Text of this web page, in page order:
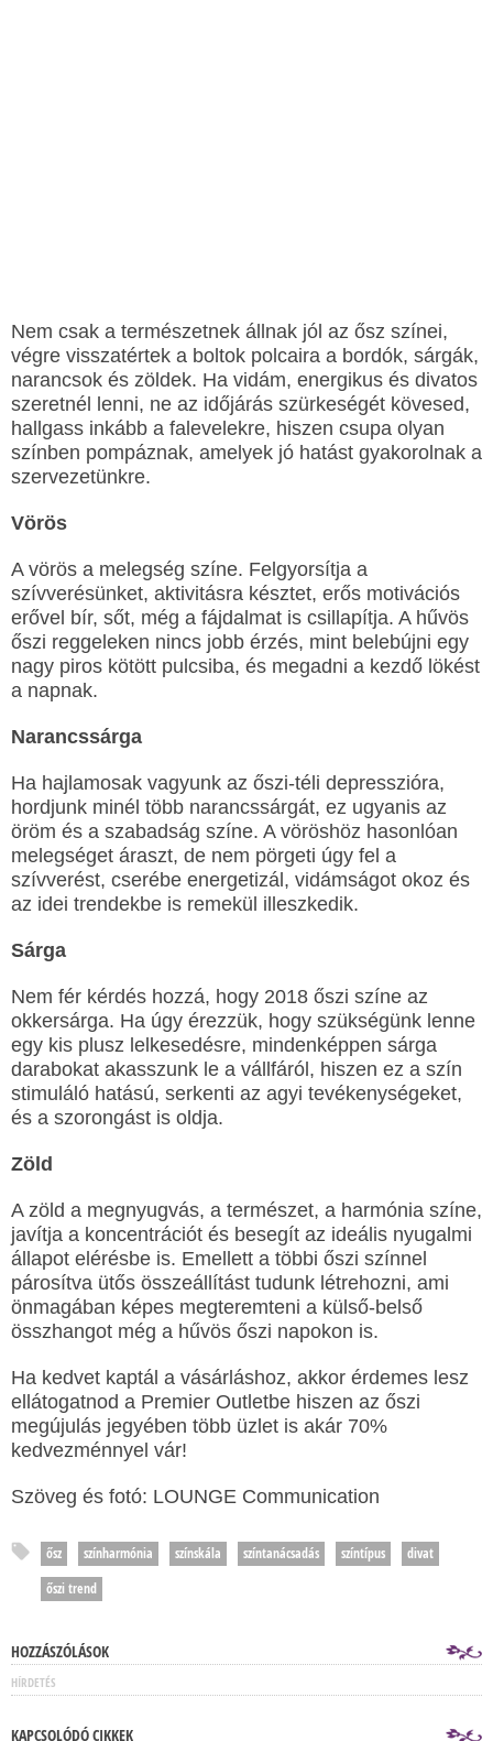
Nem csak a természetnek állnak jól az ősz színei,
végre visszatértek a boltok polcaira a bordók, sárgák,
narancsok és zöldek. Ha vidám, energikus és divatos
szeretnél lenni, ne az időjárás szürkeségét kövesed,
hallgass inkább a falevelekre, hiszen csupa olyan
színben pompáznak, amelyek jó hatást gyakorolnak a
szervezetünkre.
Vörös
A vörös a melegség színe. Felgyorsítja a
szívverésünket, aktivitásra késztet, erős motivációs
erővel bír, sőt, még a fájdalmat is csillapítja. A hűvös
őszi reggeleken nincs jobb érzés, mint belebújni egy
nagy piros kötött pulcsiba, és megadni a kezdő lökést
a napnak.
Narancssárga
Ha hajlamosak vagyunk az őszi-téli depresszióra,
hordjunk minél több narancssárgát, ez ugyanis az
öröm és a szabadság színe. A vöröshöz hasonlóan
melegséget áraszt, de nem pörgeti úgy fel a
szívverést, cserébe energetizál, vidámságot okoz és
az idei trendekbe is remekül illeszkedik.
Sárga
Nem fér kérdés hozzá, hogy 2018 őszi színe az
okkersárga. Ha úgy érezzük, hogy szükségünk lenne
egy kis plusz lelkesedésre, mindenképpen sárga
darabokat akasszunk le a vállfáról, hiszen ez a szín
stimuláló hatású, serkenti az agyi tevékenységeket,
és a szorongást is oldja.
Zöld
A zöld a megnyugvás, a természet, a harmónia színe,
javítja a koncentrációt és besegít az ideális nyugalmi
állapot elérésbe is. Emellett a többi őszi színnel
párosítva ütős összeállítást tudunk létrehozni, ami
önmagában képes megteremteni a külső-belső
összhangot még a hűvös őszi napokon is.
Ha kedvet kaptál a vásárláshoz, akkor érdemes lesz
ellátogatnod a Premier Outletbe hiszen az őszi
megújulás jegyében több üzlet is akár 70%
kedvezménnyel vár!
Szöveg és fotó: LOUNGE Communication
ősz színharmónia színskála színtanácsadás színtípus
divat
őszi trend
HOZZÁSZÓLÁSOK
HÍRDETÉS
KAPCSOLÓDÓ CIKKEK